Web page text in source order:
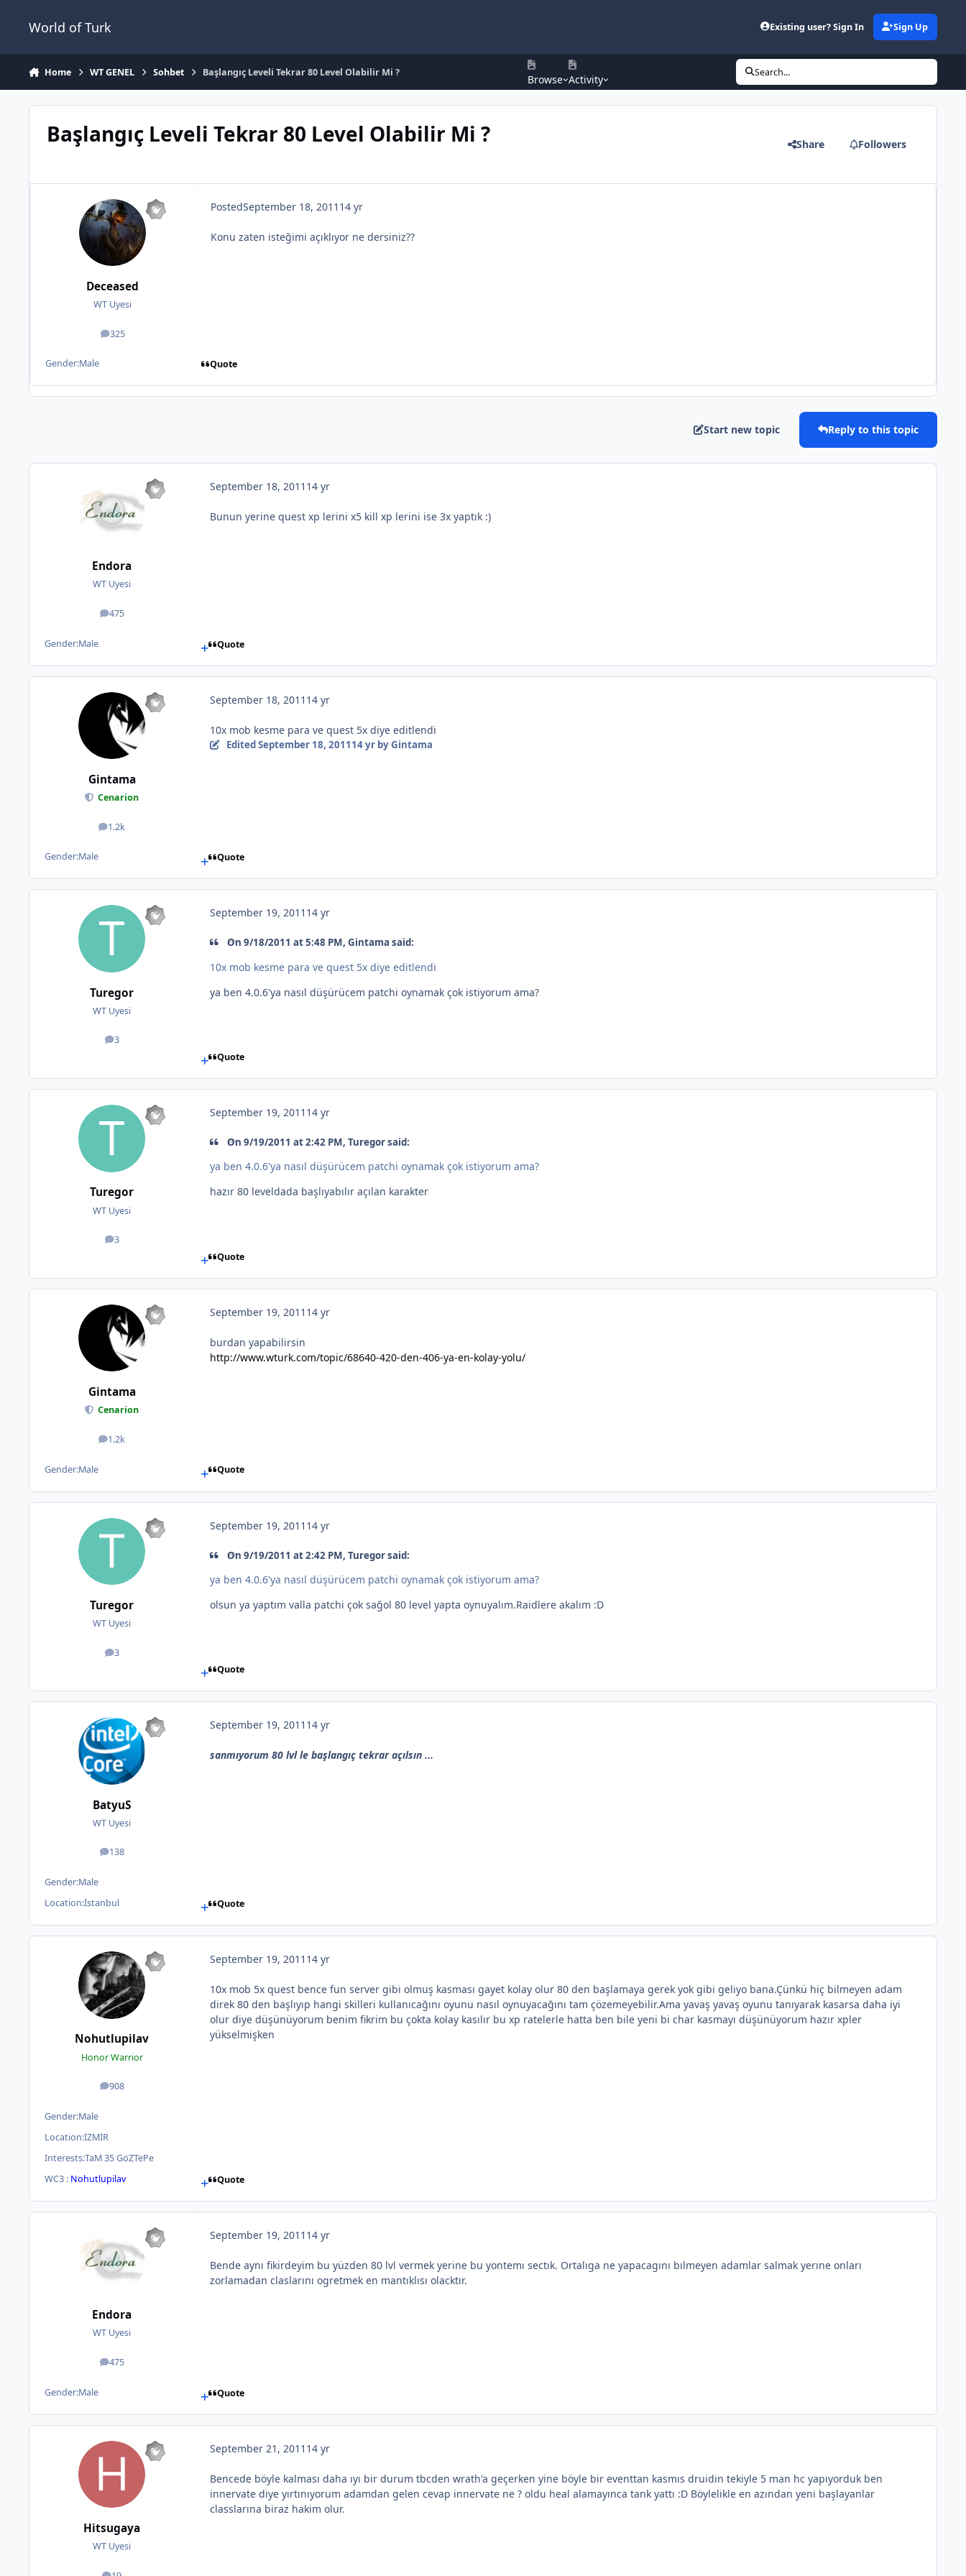
World of Turk Existing user? Sign In Sign Up
Home WT GENEL Sohbet Başlangıç Leveli Tekrar 80 Level Olabilir Mi ?
Browse Activity
Search...
Başlangıç Leveli Tekrar 80 Level Olabilir Mi ? Share Followers
Deceased
WT Uyesi
325
posts
Gender:Male
PostedSeptember 18, 2011 14 yr
Konu zaten isteğimi açıklıyor ne dersiniz??
Quote
Start new topic Reply to this topic
Endora
WT Uyesi
475
posts
Gender:Male
September 18, 2011 14 yr
Bunun yerine quest xp lerini x5 kill xp lerini ise 3x yaptık :)
Quote
Gintama
Cenarion
1.2k
posts
Gender:Male
September 18, 2011 14 yr
10x mob kesme para ve quest 5x diye editlendi
EditedSeptember 18, 201114 yrby Gintama
Quote
Turegor
WT Uyesi
3
posts
September 19, 2011 14 yr
On 9/18/2011 at 5:48 PM, Gintama said:
10x mob kesme para ve quest 5x diye editlendi
ya ben 4.0.6'ya nasıl düşürücem patchi oynamak çok istiyorum ama?
Quote
Turegor
WT Uyesi
3
posts
September 19, 2011 14 yr
On 9/19/2011 at 2:42 PM, Turegor said:
ya ben 4.0.6'ya nasıl düşürücem patchi oynamak çok istiyorum ama?
hazır 80 leveldada başlıyabılır açılan karakter
Quote
Gintama
Cenarion
1.2k
posts
Gender:Male
September 19, 2011 14 yr
burdan yapabilirsin
http://www.wturk.com/topic/68640-420-den-406-ya-en-kolay-yolu/
Quote
Turegor
WT Uyesi
3
posts
September 19, 2011 14 yr
On 9/19/2011 at 2:42 PM, Turegor said:
ya ben 4.0.6'ya nasıl düşürücem patchi oynamak çok istiyorum ama?
olsun ya yaptım valla patchi çok sağol 80 level yapta oynuyalım.Raidlere akalım :D
Quote
BatyuS
WT Uyesi
138
posts
Gender:Male
Location:İstanbul
September 19, 2011 14 yr
sanmıyorum 80 lvl le başlangıç tekrar açılsın ...
Quote
Nohutlupilav
Honor Warrior
908
posts
Gender:Male
Location:İZMİR
Interests:TaM 35 GöZTePe
WC3 : Nohutlupilav
September 19, 2011 14 yr
10x mob 5x quest bence fun server gibi olmuş kasması gayet kolay olur 80 den başlamaya gerek yok gibi geliyo bana.Çünkü hiç bilmeyen adam
direk 80 den başlıyıp hangi skilleri kullanıcağını oyunu nasıl oynuyacağını tam çözemeyebilir.Ama yavaş yavaş oyunu tanıyarak kasarsa daha iyi
olur diye düşünüyorum benim fikrim bu çokta kolay kasılır bu xp ratelerle hatta ben bile yeni bi char kasmayı düşünüyorum hazır xpler
yükselmişken
Quote
Endora
WT Uyesi
475
posts
Gender:Male
September 19, 2011 14 yr
Bende aynı fikirdeyim bu yüzden 80 lvl vermek yerine bu yontemı sectık. Ortalıga ne yapacagını bılmeyen adamlar salmak yerıne onları
zorlamadan claslarını ogretmek en mantıklısı olacktır.
Quote
Hitsugaya
WT Uyesi
September 21, 2011 14 yr
Bencede böyle kalması daha ıyı bir durum tbcden wrath'a geçerken yine böyle bir eventtan kasmıs druidin tekiyle 5 man hc yapıyorduk ben
innervate diye yırtınıyorum adamdan gelen cevap innervate ne ? oldu heal alamayınca tank yattı :D Böylelikle en azından yeni başlayanlar
classlarına biraz hakim olur.